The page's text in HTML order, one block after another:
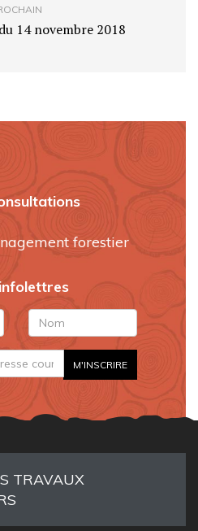
14 novembre 2018
forestier
TRAVAUX